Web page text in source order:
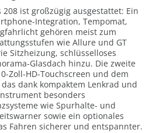
ist großzügig ausgestattet: Ein
Integration, Tempomat,
gehören meist zum
wie Allure und GT
Sitzheizung, schlüsselloses
Glasdach hinzu. Die zweite
Zoll-HD-Touchscreen und dem
dank kompaktem Lenkrad und
besonders
wie Spurhalte- und
sowie ein optionales
Fahren sicherer und entspannter.